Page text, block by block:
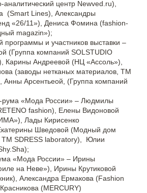
центр Newved.ru),
(Smart Lines), Александры
«26/11»), Дениса Фомина (fashion-
magazin»);
программы и участников выставки –
(Группа компаний SOLSTUDIO
Карины Андреевой (НЦ «Ассоль»),
(заводы нетканых материалов, ТМ
Арсентьеой, (Группа компаний
рума «Мода России» – Людмилы
fashion), Елены Видоновой
Лады Кирисенко
Шведовой (Модный дом
ТМ SDRESS laboratory), Юлии
«Мода России» – Ирины
на Неве»), Ирины Крутиковой
Александра Ермакова (Fashion
(MERCURY)